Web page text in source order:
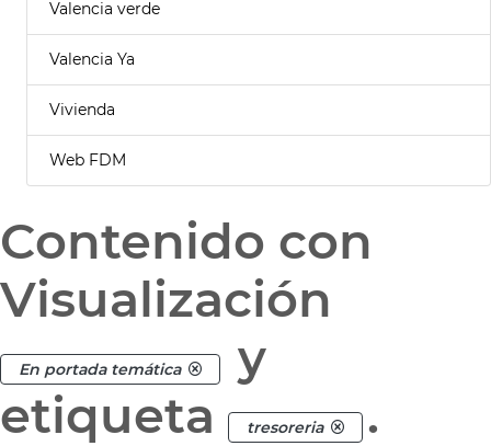
Valencia verde
Valencia Ya
Vivienda
Web FDM
Contenido con
Visualización
En portada temática
y
etiqueta
tresoreria .